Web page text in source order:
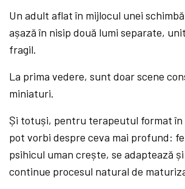
Un adult aflat în mijlocul unei
așază în nisip două lumi separate,
fragil.
La prima vedere, sunt doar scene
miniaturi.
Și totuși, pentru terapeutul format în
pot vorbi despre ceva mai profund:
psihicul uman crește, se adaptează
continue procesul natural de